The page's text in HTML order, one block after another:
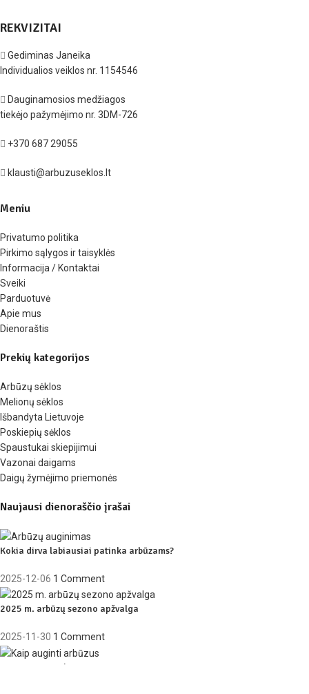
REKVIZITAI
Gediminas Janeika
Individualios veiklos nr. 1154546
Dauginamosios medžiagos
tiekėjo pažymėjimo nr. 3DM-726
+370 687 29055
klausti@arbuzuseklos.lt
Meniu
Privatumo politika
Pirkimo sąlygos ir taisyklės
Informacija / Kontaktai
Sveiki
Parduotuvė
Apie mus
Dienoraštis
Prekių kategorijos
Arbūzų sėklos
Melionų sėklos
Išbandyta Lietuvoje
Poskiepių sėklos
Spaustukai skiepijimui
Vazonai daigams
Daigų žymėjimo priemonės
Naujausi dienoraščio įrašai
Kokia dirva labiausiai patinka arbūzams?
2025-12-06 1 Comment
2025 m. arbūzų sezono apžvalga
2025-11-30 1 Comment
Kaip auginti arbūzus?